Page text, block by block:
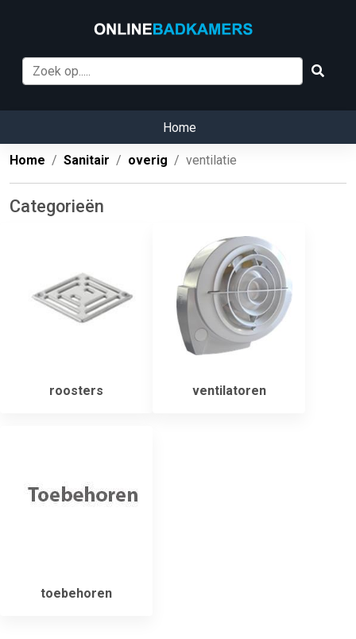
Home
Home Sanitair overig ventilatie
Categorieën
roosters ventilatoren
toebehoren